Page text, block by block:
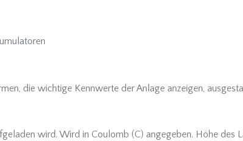
die wichtige Kennwerte der Anlage anzeigen,
wird. Wird in Coulomb (C) angegeben. Höhe des